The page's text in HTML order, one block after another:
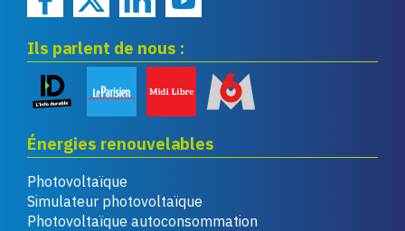
Ils parlent de nous :
Énergies renouvelables
Photovoltaïque
Simulateur photovoltaïque
Photovoltaïque autoconsommation